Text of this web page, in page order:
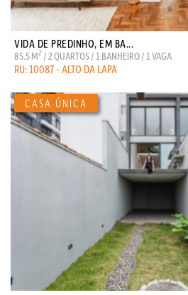
VIDA DE PREDINHO, EM BA...
85.5 M2 / 2 QUARTOS / 1 BANHEIRO / 1 VAGA
RU: 10087 - ALTO DA LAPA